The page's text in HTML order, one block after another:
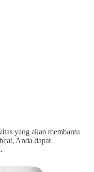
yang akan membantu
Anda dapat